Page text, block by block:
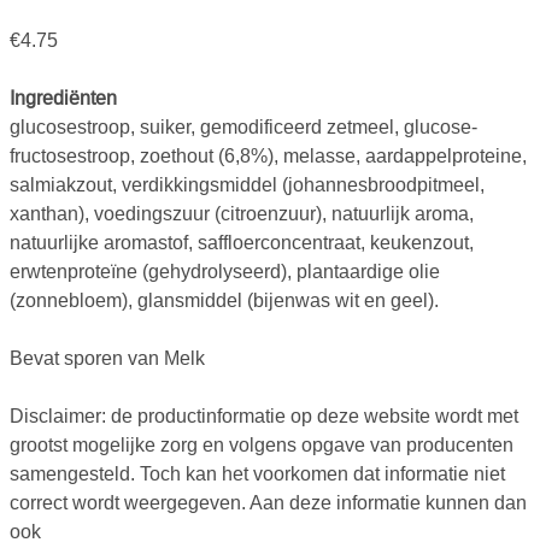
€4.75
Ingrediënten
glucosestroop, suiker, gemodificeerd zetmeel, glucose-
fructosestroop, zoethout (6,8%), melasse, aardappelproteine,
salmiakzout, verdikkingsmiddel (johannesbroodpitmeel,
xanthan), voedingszuur (citroenzuur), natuurlijk aroma,
natuurlijke aromastof, saffloerconcentraat, keukenzout,
erwtenproteïne (gehydrolyseerd), plantaardige olie
(zonnebloem), glansmiddel (bijenwas wit en geel).
Bevat sporen van Melk
Disclaimer: de productinformatie op deze website wordt met
grootst mogelijke zorg en volgens opgave van producenten
samengesteld. Toch kan het voorkomen dat informatie niet
correct wordt weergegeven. Aan deze informatie kunnen dan
ook